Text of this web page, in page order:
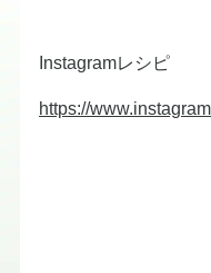
Instagramレシピ
https://